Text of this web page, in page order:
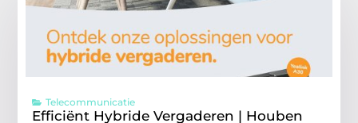
Telecommunicatie
Efficiënt Hybride Vergaderen | Houben